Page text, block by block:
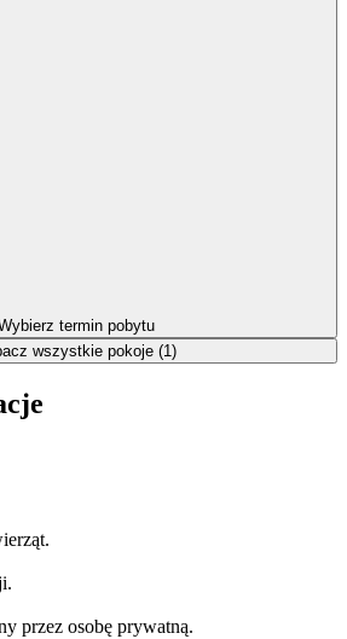
termin pobytu
wszystkie pokoje (1)
przez osobę prywatną.